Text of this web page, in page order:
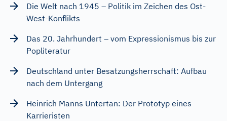
Die Welt nach 1945 – Politik im Zeichen des Ost-
West-Konflikts
Das 20. Jahrhundert – vom Expressionismus bis zur
Popliteratur
Deutschland unter Besatzungsherrschaft: Aufbau
nach dem Untergang
Heinrich Manns Untertan: Der Prototyp eines
Karrieristen